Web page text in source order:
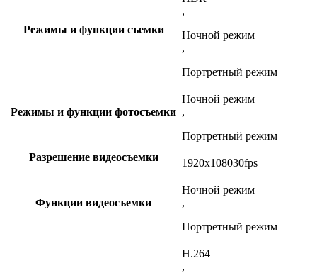
Режимы и функции съемки
,
Ночной режим
,
Портретный режим
Режимы и функции фотосъемки
Ночной режим
,
Портретный режим
Разрешение видеосъемки
1920x108030fps
Функции видеосъемки
Ночной режим
,
Портретный режим
H.264
,